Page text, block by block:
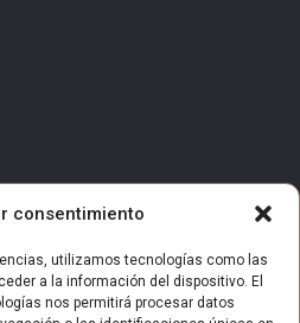
consentimiento
utilizamos tecnologías como las
a la información del dispositivo. El
nos permitirá procesar datos